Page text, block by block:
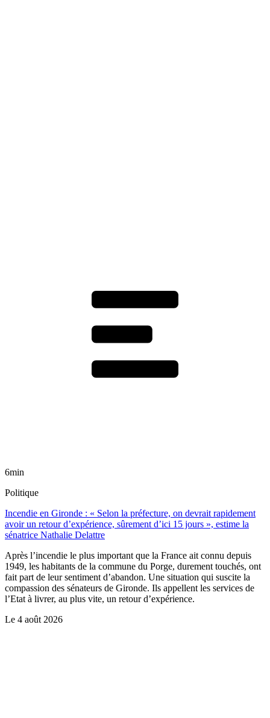
6min
Politique
Incendie en Gironde : « Selon la préfecture, on devrait rapidement
avoir un retour d’expérience, sûrement d’ici 15 jours », estime la
sénatrice Nathalie Delattre
Après l’incendie le plus important que la France ait connu depuis
1949, les habitants de la commune du Porge, durement touchés, ont
fait part de leur sentiment d’abandon. Une situation qui suscite la
compassion des sénateurs de Gironde. Ils appellent les services de
l’Etat à livrer, au plus vite, un retour d’expérience.
Le 4 août 2026